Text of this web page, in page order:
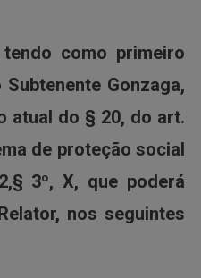
como primeiro
Gonzaga,
atual do § 20, do art.
de proteção social
3º, X, que poderá
nos seguintes